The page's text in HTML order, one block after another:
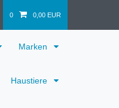
0 0,00 EUR
Marken
Haustiere